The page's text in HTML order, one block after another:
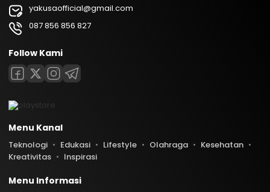
yakusaofficial@gmail.com
087 856 856 827
Follow Kami
Menu Kanal
Teknologi Edukasi Lifestyle Olahraga
Kesehatan
Kreativitas
Inspirasi
Menu Informasi